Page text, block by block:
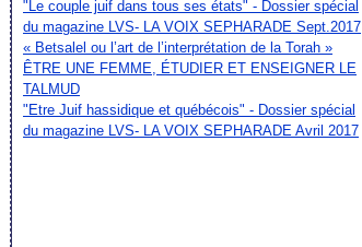
"Le couple juif dans tous ses états" - Dossier spécial
du magazine LVS- LA VOIX SEPHARADE Sept.2017
« Betsalel ou l’art de l’interprétation de la Torah »
ÊTRE UNE FEMME, ÉTUDIER ET ENSEIGNER LE
TALMUD
"Etre Juif hassidique et québécois" - Dossier spécial
du magazine LVS- LA VOIX SEPHARADE Avril 2017